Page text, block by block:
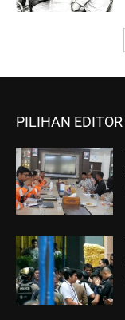
PILIHAN EDITOR